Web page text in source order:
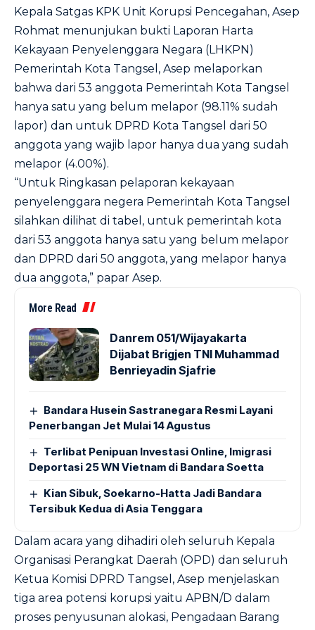
Kepala Satgas KPK Unit Korupsi Pencegahan, Asep
Rohmat menunjukan bukti Laporan Harta
Kekayaan Penyelenggara Negara (LHKPN)
Pemerintah Kota Tangsel, Asep melaporkan
bahwa dari 53 anggota Pemerintah Kota Tangsel
hanya satu yang belum melapor (98.11% sudah
lapor) dan untuk DPRD Kota Tangsel dari 50
anggota yang wajib lapor hanya dua yang sudah
melapor (4.00%).
“Untuk Ringkasan pelaporan kekayaan
penyelenggara negera Pemerintah Kota Tangsel
silahkan dilihat di tabel, untuk pemerintah kota
dari 53 anggota hanya satu yang belum melapor
dan DPRD dari 50 anggota, yang melapor hanya
dua anggota,” papar Asep.
More Read
Danrem 051/Wijayakarta
Dijabat Brigjen TNI Muhammad
Benrieyadin Sjafrie
Bandara Husein Sastranegara Resmi Layani
Penerbangan Jet Mulai 14 Agustus
Terlibat Penipuan Investasi Online, Imigrasi
Deportasi 25 WN Vietnam di Bandara Soetta
Kian Sibuk, Soekarno-Hatta Jadi Bandara
Tersibuk Kedua di Asia Tenggara
Dalam acara yang dihadiri oleh seluruh Kepala
Organisasi Perangkat Daerah (OPD) dan seluruh
Ketua Komisi DPRD Tangsel, Asep menjelaskan
tiga area potensi korupsi yaitu APBN/D dalam
proses penyusunan alokasi, Pengadaan Barang